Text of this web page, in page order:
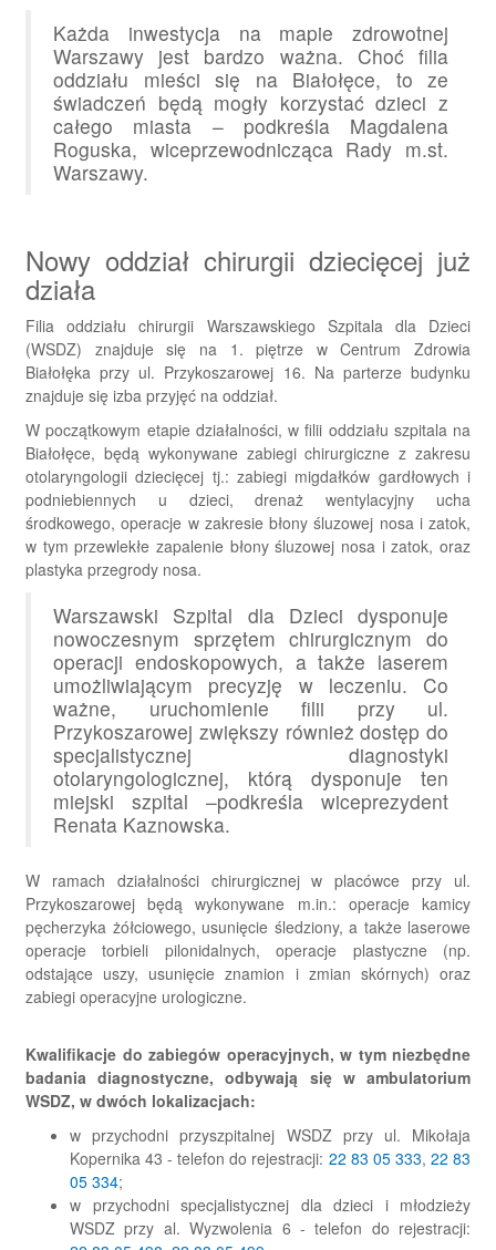
Każda inwestycja na mapie zdrowotnej
Warszawy jest bardzo ważna. Choć filia
oddziału mieści się na Białołęce, to ze
świadczeń będą mogły korzystać dzieci z
całego miasta – podkreśla Magdalena
Roguska, wiceprzewodnicząca Rady m.st.
Warszawy.
Nowy oddział chirurgii dziecięcej już
działa
Filia oddziału chirurgii Warszawskiego Szpitala dla Dzieci
(WSDZ) znajduje się na 1. piętrze w Centrum Zdrowia
Białołęka przy ul. Przykoszarowej 16. Na parterze budynku
znajduje się izba przyjęć na oddział.
W początkowym etapie działalności, w filii oddziału szpitala na
Białołęce, będą wykonywane zabiegi chirurgiczne z zakresu
otolaryngologii dziecięcej tj.: zabiegi migdałków gardłowych i
podniebiennych u dzieci, drenaż wentylacyjny ucha
środkowego, operacje w zakresie błony śluzowej nosa i zatok,
w tym przewlekłe zapalenie błony śluzowej nosa i zatok, oraz
plastyka przegrody nosa.
Warszawski Szpital dla Dzieci dysponuje
nowoczesnym sprzętem chirurgicznym do
operacji endoskopowych, a także laserem
umożliwiającym precyzję w leczeniu. Co
ważne, uruchomienie filii przy ul.
Przykoszarowej zwiększy również dostęp do
specjalistycznej diagnostyki
otolaryngologicznej, którą dysponuje ten
miejski szpital –podkreśla wiceprezydent
Renata Kaznowska.
W ramach działalności chirurgicznej w placówce przy ul.
Przykoszarowej będą wykonywane m.in.: operacje kamicy
pęcherzyka żółciowego, usunięcie śledziony, a także laserowe
operacje torbieli pilonidalnych, operacje plastyczne (np.
odstające uszy, usunięcie znamion i zmian skórnych) oraz
zabiegi operacyjne urologiczne.
Kwalifikacje do zabiegów operacyjnych, w tym niezbędne
badania diagnostyczne, odbywają się w ambulatorium
WSDZ, w dwóch lokalizacjach:
w przychodni przyszpitalnej WSDZ przy ul. Mikołaja
Kopernika 43 - telefon do rejestracji: 22 83 05 333, 22 83
05 334;
w przychodni specjalistycznej dla dzieci i młodzieży
WSDZ przy al. Wyzwolenia 6 - telefon do rejestracji: